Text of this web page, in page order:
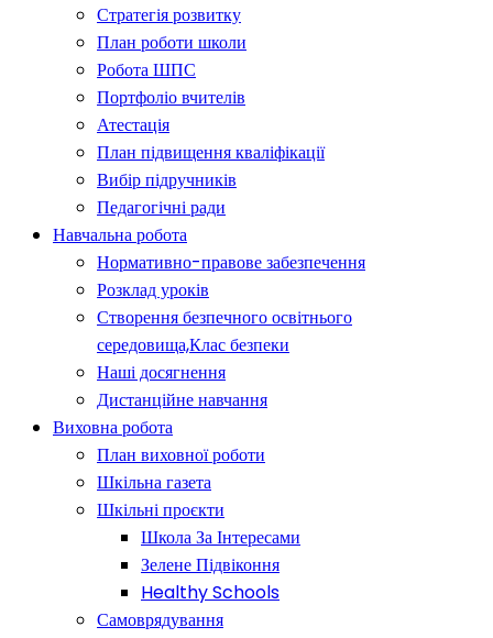
Стратегія розвитку
План роботи школи
Робота ШПС
Портфоліо вчителів
Атестація
План підвищення кваліфікації
Вибір підручників
Педагогічні ради
Навчальна робота
Нормативно-правове забезпечення
Розклад уроків
Створення безпечного освітнього
середовища,Клас безпеки
Наші досягнення
Дистанційне навчання
Виховна робота
План виховної роботи
Шкільна газета
Шкільні проєкти
Школа За Інтересами
Зелене Підвіконня
Healthy Schools
Самоврядування